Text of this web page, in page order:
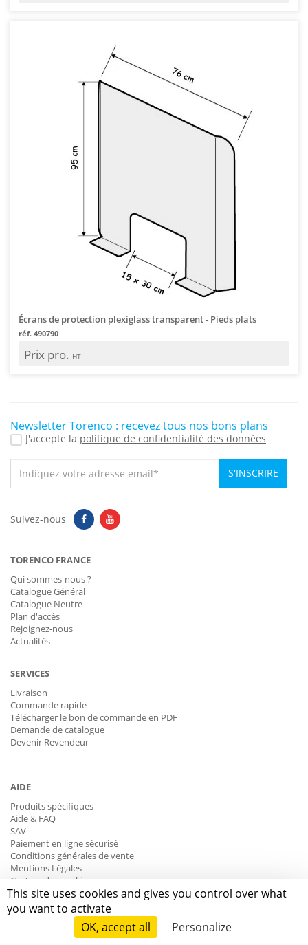
Écrans de protection plexiglass transparent - Pieds plats
réf. 490790
Prix pro. HT
Newsletter Torenco : recevez tous nos bons plans
J'accepte la politique de confidentialité des données
S'INSCRIRE
Suivez-nous
TORENCO FRANCE
Qui sommes-nous ?
Catalogue Général
Catalogue Neutre
Plan d'accès
Rejoignez-nous
Actualités
SERVICES
Livraison
Commande rapide
Télécharger le bon de commande en PDF
Demande de catalogue
Devenir Revendeur
AIDE
Produits spécifiques
Aide & FAQ
SAV
Paiement en ligne sécurisé
Conditions générales de vente
Mentions Légales
Gestion des cookies
Données personnelles
CONTACT
Du lundi au vendredi
This site uses cookies and gives you control over what
you want to activate
OK, accept all
Personalize